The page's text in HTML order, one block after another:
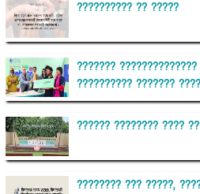
?????????? ?? ?????
???????
?????????? ???????
?????? ???????? ????
???????? ??? ?????,